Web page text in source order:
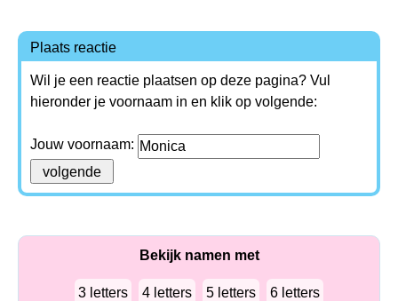
Plaats reactie
Wil je een reactie plaatsen op deze pagina? Vul
hieronder je voornaam in en klik op volgende:
Jouw voornaam:
Bekijk namen met
3 letters 4 letters 5 letters 6 letters